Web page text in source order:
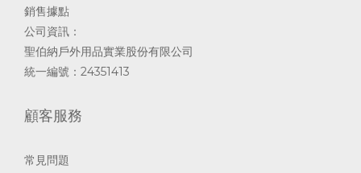
銷售據點
公司資訊：
聖伯納戶外用品實業股份有限公司
統一編號：24351413
顧客服務
常見問題